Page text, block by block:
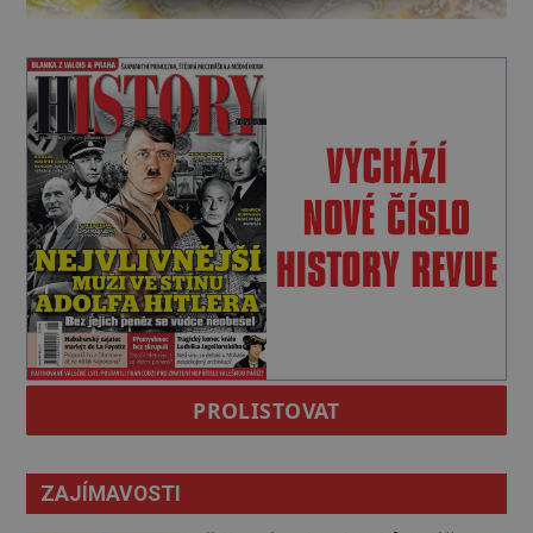
PROLISTOVAT
ZAJÍMAVOSTI